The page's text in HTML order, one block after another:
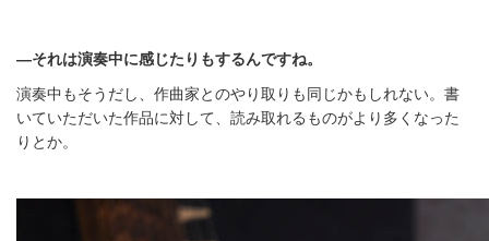
―それは演奏中に感じたりもするんですね。
演奏中もそうだし、作曲家とのやり取りも同じかもしれない。書
いていただいた作品に対して、読み取れるものがより多くなった
りとか。